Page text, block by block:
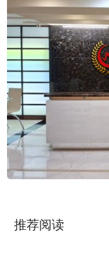
推荐阅读